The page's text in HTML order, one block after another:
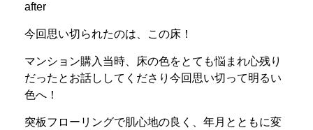
after
今回思い切られたのは、この床！
マンション購入当時、床の色をとても悩まれ心残り
だったとお話ししてくださり今回思い切って明るい
色へ！
突板フローリングで肌心地の良く、年月とともに変